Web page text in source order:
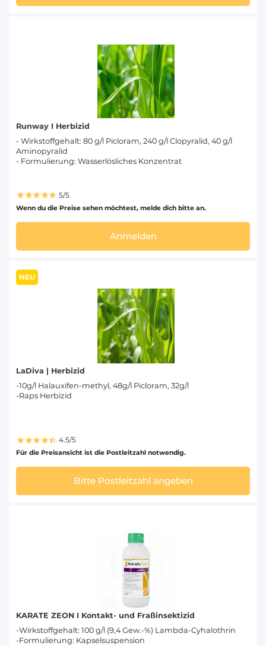
Runway I Herbizid
- Wirkstoffgehalt: 80 g/l Picloram, 240 g/l Clopyralid, 40 g/l
Aminopyralid
- Formulierung: Wasserlösliches Konzentrat
5/5
Wenn du die Preise sehen möchtest, melde dich bitte an.
Anmelden
NEU
LaDiva | Herbizid
-10g/l Halauxifen-methyl, 48g/l Picloram, 32g/l
-Raps Herbizid
4.5/5
Für die Preisansicht ist die Postleitzahl notwendig.
Bitte Postleitzahl angeben
KARATE ZEON I Kontakt- und Fraßinsektizid
-Wirkstoffgehalt: 100 g/l (9,4 Gew.-%) Lambda-Cyhalothrin
-Formulierung: Kapselsuspension